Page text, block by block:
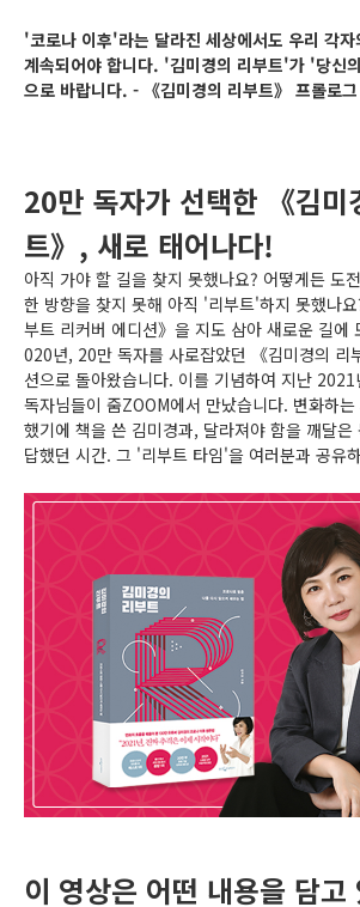
'코로나 이후'라는 달라진 세상에서도 우리 각자
계속되어야 합니다. '김미경의 리부트'가 '당신
으로 바랍니다. - 《김미경의 리부트》 프롤로
20만 독자가 선택한 《김미
트》, 새로 태어나다!
아직 가야 할 길을 찾지 못했나요? 어떻게든 도
한 방향을 찾지 못해 아직 '리부트'하지 못했나
부트 리커버 에디션》을 지도 삼아 새로운 길에
020년, 20만 독자를 사로잡았던 《김미경의 리
션으로 돌아왔습니다. 이를 기념하여 지난
독자님들이 줌ZOOM에서 만났습니다. 변화하
했기에 책을 쓴 김미경과, 달라져야 함을 깨달은
답했던 시간. 그 '리부트 타임'을 여러분과 공유
이 영상은 어떤 내용을 담고